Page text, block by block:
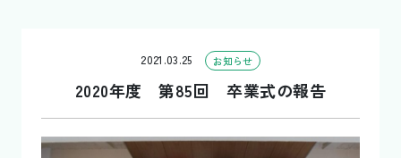
2021.03.25 お知らせ
2020年度 第85回 卒業式の報告